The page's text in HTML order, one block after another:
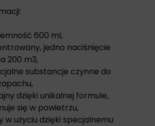
600 ml,
jedno naciśnięcie
200 m3,
substancje czynne do
dzięki unikalnej formule,
się w powietrzu,
w użyciu dzięki specjalnemu